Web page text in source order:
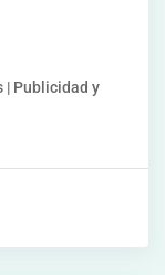
| Publicidad y